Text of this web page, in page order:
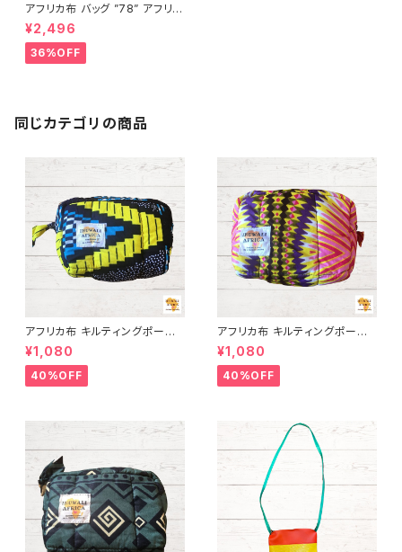
アフリカ布 バッグ ”78” アフリカ
ンプリント パーニュ カンガ キテ
ンゲ トートバッグ エコバッグ ギ
ニア フェアトレード INUWALIA
FRICA
¥2,496
36%OFF
同じカテゴリの商品
アフリカ布 キルティングポーチ
アフリカンプリント パーニュ カ
ンガ キテンゲ トートバッグ エコ
バッグ ギニア フェアトレード IN
UWALIAFRICA
¥1,080
40%OFF
アフリカ布 キルティングポーチ
アフリカンプリント パーニュ カ
ンガ キテンゲ トートバッグ エコ
バッグ ギニア フェアトレード IN
UWALIAFRICA
¥1,080
40%OFF